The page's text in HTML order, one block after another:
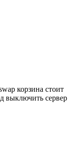
корзина стоит
выключить сервер